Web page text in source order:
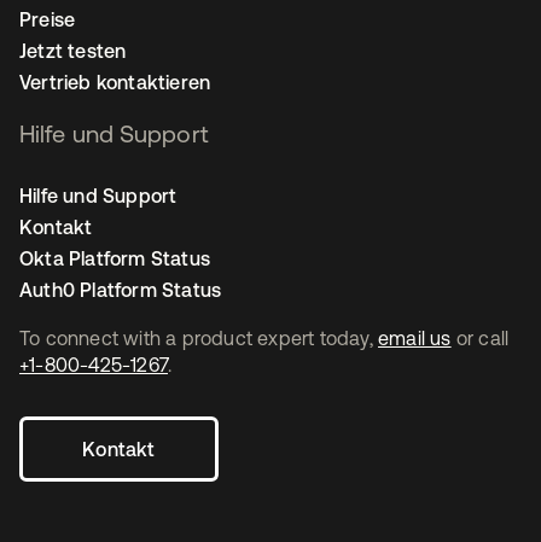
To connect with a product expert today, email us or call
+1-800-425-1267.
Kontakt
Preise
Jetzt testen
Vertrieb kontaktieren
Hilfe und Support
Hilfe und Support
Kontakt
Okta Platform Status
Auth0 Platform Status